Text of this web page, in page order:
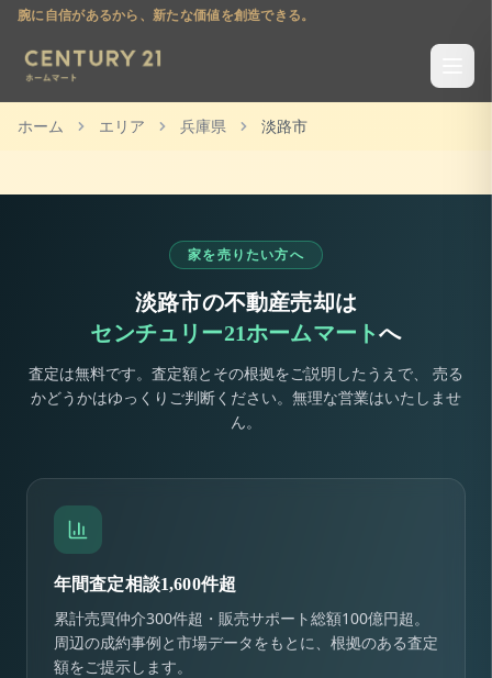
腕に自信があるから、新たな価値を創造できる。
ホーム エリア 兵庫県 淡路市
家を売りたい方へ
淡路市の不動産売却は
センチュリー21ホームマートへ
査定は無料です。査定額とその根拠をご説明したうえで、 売る
かどうかはゆっくりご判断ください。無理な営業はいたしませ
ん。
年間査定相談1,600件超
累計売買仲介300件超・販売サポート総額100億円超。
周辺の成約事例と市場データをもとに、根拠のある査定
額をご提示します。